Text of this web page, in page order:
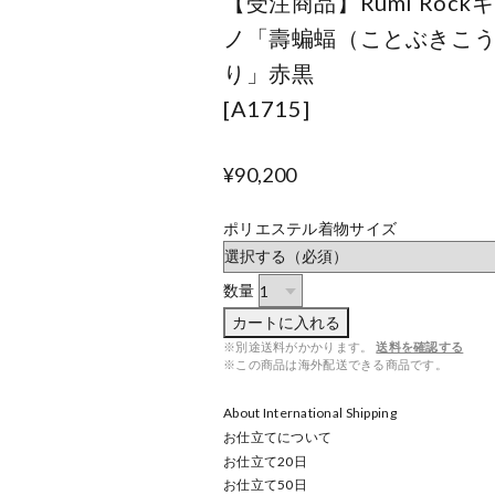
ノ「壽蝙蝠（ことぶきこ
り」赤黒
[A1715]
¥90,200
ポリエステル着物サイズ
数量
カートに入れる
※別途送料がかかります。
送料を確認する
※この商品は海外配送できる商品です。
About International Shipping
お仕立てについて
お仕立て20 日
お仕立て50 日